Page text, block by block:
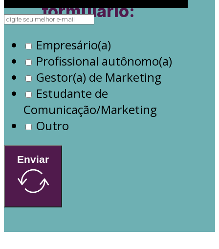
formulário:
Empresário(a)
Profissional autônomo(a)
Gestor(a) de Marketing
Estudante de
Comunicação/Marketing
Outro
Enviar